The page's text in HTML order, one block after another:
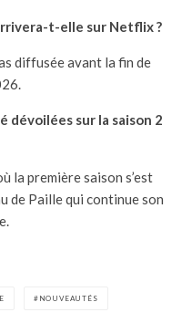
t-elle sur Netflix ?
diffusée avant la fin de
sur la saison 2
la première saison s’est
de Paille qui continue son
NOUVEAUTÉS